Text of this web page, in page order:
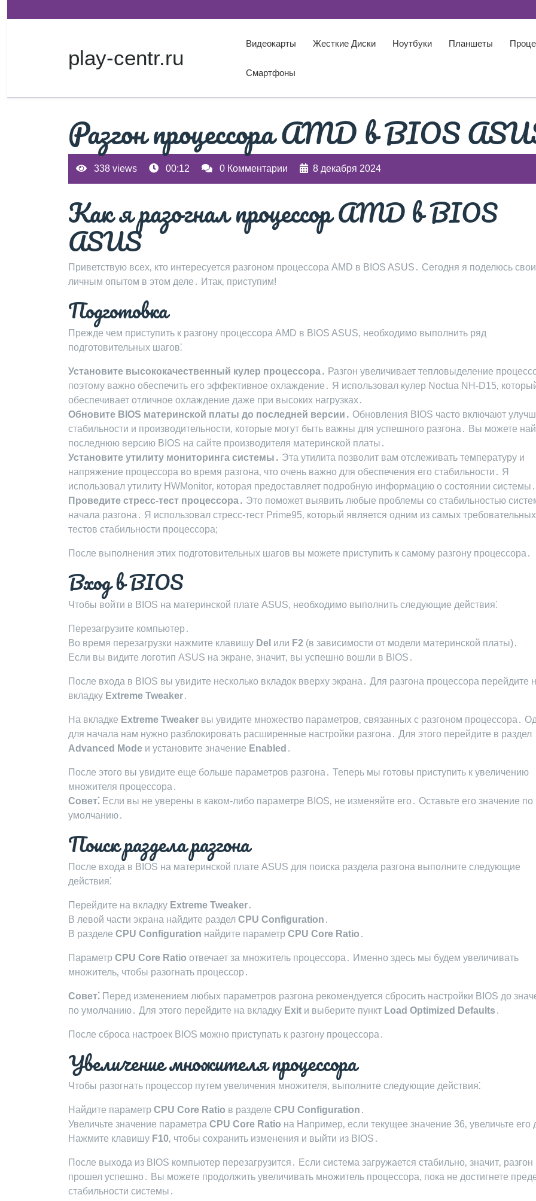
к
play-centr.ru
Видеокарты Жесткие Диски Ноутбуки Планшеты
Смартфоны
Разгон процессора AMD в BIOS
338 views 00:12 0 Комментарии 8 декабря 2024
Как я разогнал процессор AMD в BIOS
ASUS
Приветствую всех‚ кто интересуется разгоном процессора AMD в BIOS ASUS․ Сегодня я поделюсь
личным опытом в этом деле․ Итак‚ приступим!
Подготовка
Прежде чем приступить к разгону процессора AMD в BIOS ASUS‚ необходимо выполнить ряд
подготовительных шагов⁚
Установите высококачественный кулер процессора․ Разгон увеличивает тепловыделение
поэтому важно обеспечить его эффективное охлаждение․ Я использовал кулер Noctua NH-D15‚
обеспечивает отличное охлаждение даже при высоких нагрузках․
Обновите BIOS материнской платы до последней версии․ Обновления BIOS часто включают
стабильности и производительности‚ которые могут быть важны для успешного разгона․ Вы можете
последнюю версию BIOS на сайте производителя материнской платы․
Установите утилиту мониторинга системы․ Эта утилита позволит вам отслеживать температуру и
напряжение процессора во время разгона‚ что очень важно для обеспечения его стабильности․ Я
использовал утилиту HWMonitor‚ которая предоставляет подробную информацию о состоянии системы․
Проведите стресс-тест процессора․ Это поможет выявить любые проблемы со стабильностью
начала разгона․ Я использовал стресс-тест Prime95‚ который является одним из самых требовательных
тестов стабильности процессора;
После выполнения этих подготовительных шагов вы можете приступить к самому разгону процессора․
Вход в BIOS
Чтобы войти в BIOS на материнской плате ASUS‚ необходимо выполнить следующие действия⁚
Перезагрузите компьютер․
Во время перезагрузки нажмите клавишу Del или F2 (в зависимости от модели материнской платы)․
Если вы видите логотип ASUS на экране‚ значит‚ вы успешно вошли в BIOS․
После входа в BIOS вы увидите несколько вкладок вверху экрана․ Для разгона процессора перейдите
вкладку Extreme Tweaker․
На вкладке Extreme Tweaker вы увидите множество параметров‚ связанных с разгоном процессора․
для начала нам нужно разблокировать расширенные настройки разгона․ Для этого перейдите в раздел
Advanced Mode и установите значение Enabled ․
После этого вы увидите еще больше параметров разгона․ Теперь мы готовы приступить к увеличению
множителя процессора․
Совет⁚ Если вы не уверены в каком-либо параметре BIOS‚ не изменяйте его․ Оставьте его значение по
умолчанию․
Поиск раздела разгона
После входа в BIOS на материнской плате ASUS для поиска раздела разгона выполните следующие
действия⁚
Перейдите на вкладку Extreme Tweaker․
В левой части экрана найдите раздел CPU Configuration ․
В разделе CPU Configuration найдите параметр CPU Core Ratio ․
Параметр CPU Core Ratio отвечает за множитель процессора․ Именно здесь мы будем увеличивать
множитель‚ чтобы разогнать процессор․
Совет⁚ Перед изменением любых параметров разгона рекомендуется сбросить настройки BIOS до
по умолчанию․ Для этого перейдите на вкладку Exit и выберите пункт Load Optimized Defaults ․
После сброса настроек BIOS можно приступать к разгону процессора․
Увеличение множителя процессора
Чтобы разогнать процессор путем увеличения множителя‚ выполните следующие действия⁚
Найдите параметр CPU Core Ratio в разделе CPU Configuration ․
Увеличьте значение параметра CPU Core Ratio на Например‚ если текущее значение 36‚ увеличьте его
Нажмите клавишу F10‚ чтобы сохранить изменения и выйти из BIOS․
После выхода из BIOS компьютер перезагрузится․ Если система загружается стабильно‚ значит‚ разгон
прошел успешно․ Вы можете продолжить увеличивать множитель процессора‚ пока не достигнете
стабильности системы․